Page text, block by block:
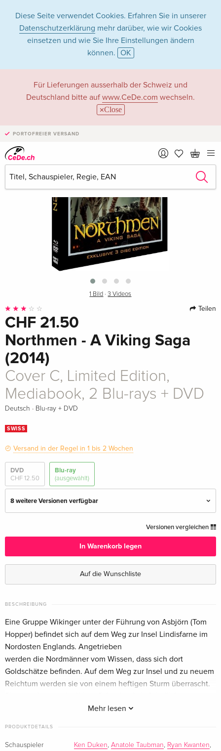
Diese Seite verwendet Cookies. Erfahren Sie in unserer
Datenschutzerklärung mehr darüber, wie wir Cookies
einsetzen und wie Sie Ihre Einstellungen ändern
können. OK
Für Lieferungen ausserhalb der Schweiz und
Deutschland bitte auf www.CeDe.com wechseln.
Close
PORTOFREIER VERSAND
1 Bild ·3 Videos
Teilen
CHF 21.50
Northmen - A Viking Saga
(2014)
Cover C, Limited Edition,
Mediabook, 2 Blu-rays + DVD
Deutsch · Blu-ray + DVD
SWISS
Versand in der Regel in 1 bis 2 Wochen
DVD
CHF 12.50
Blu-ray
(ausgewählt)
8 weitere Versionen verfügbar
CHF 14.50
rays + DVD — (ausgewählt)
Cover B, Limited Edition, Mediabook, 2 Blu-
rays + DVD
Deutsch
CHF 21.50
Cover A, Limited Edition, Mediabook, 2 Blu-
CHF 21.50
Standard Edition
Versionen vergleichen
In Warenkorb legen
Auf die Wunschliste
BESCHREIBUNG
Mehr lesen
Eine Gruppe Wikinger unter der Führung von Asbjörn (Tom
Hopper) befindet sich auf dem Weg zur Insel Lindisfarne im
Nordosten Englands. Angetrieben
werden die Nordmänner vom Wissen, dass sich dort
Goldschätze befinden. Auf dem Weg zur Insel und zu neuem
Reichtum werden sie von einem heftigen Sturm überrascht.
Gebiet. Der nächstgelegene Stützpunkt Danelag ist weit
Wikingern. Sie wurden entsandt von Dunchaid (Danny
PRODUKTDETAILS
Schauspieler Ken Duken Anatole Taubman Ryan Kwanten